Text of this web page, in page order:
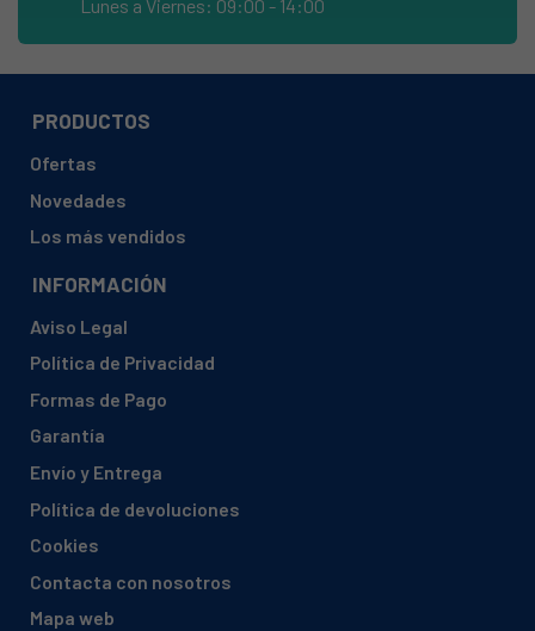
EDESA, HOME-V2 (906270039)
EDESA, URBAN-V2X (926270030)
FAR, LV12C47GZ17W (622752 W60A1A401A)
FRIAC, VW 7512 (12COUVERTS)
GALANZ, W60A1A401D (938537)
GERATEK, VGS6071
Lunes a Viernes: 09:00 - 14:00
PRODUCTOS
Ofertas
Novedades
Los más vendidos
INFORMACIÓN
Aviso Legal
Política de Privacidad
Formas de Pago
Garantía
Envío y Entrega
Política de devoluciones
Cookies
Contacta con nosotros
Mapa web